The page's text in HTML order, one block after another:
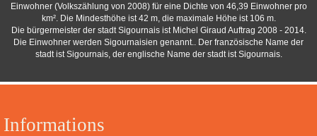
Informations
Einwohner (Volkszählung von 2008) für eine Dichte von 46,39 Einwohner pro
km². Die Mindesthöhe ist 42 m, die maximale Höhe ist 106 m.
Die bürgermeister der stadt Sigournais ist Michel Giraud Auftrag 2008 - 2014.
Die Einwohner werden Sigournaisien genannt.. Der französische Name der
stadt ist Sigournais, der englische Name der stadt ist Sigournais.